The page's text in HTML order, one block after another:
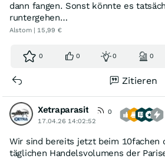
dann fangen. Sonst könnte es
runtergehen…
Alstom | 15,99 €
0 0 0 0
Zitieren
Xetraparasit
0
17.04.26 14:02:52
Wir sind bereits jetzt beim 10fachen
täglichen Handelsvolumens der